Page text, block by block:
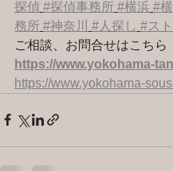
探偵 #探偵事務所 #横浜 #
務所 #神奈川 #人探し #ス
ご相談、お問合せはこちら
https://www.yokohama-
https://www.yokohama-